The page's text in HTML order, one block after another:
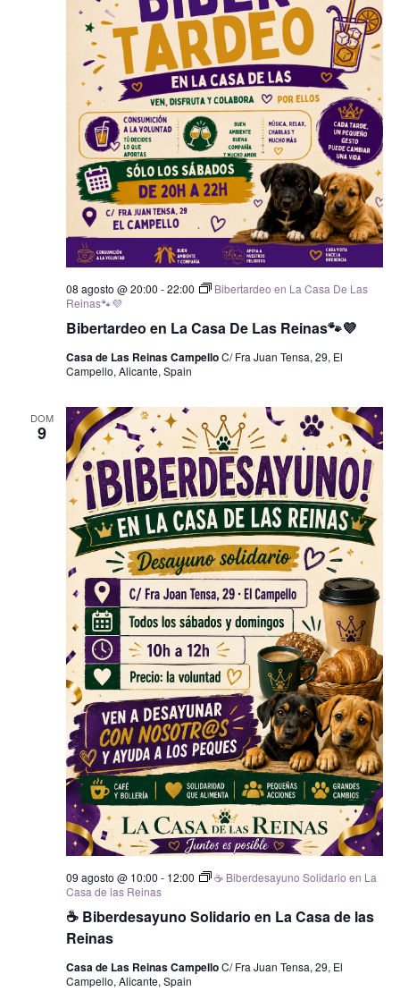
Bibertardeo en La Casa De Las Reinas🐾💜
08 agosto @ 20:00 -22:00
Bibertardeo en La Casa De Las
Reinas🐾💜
Casa de Las Reinas CampelloC/ Fra Juan Tensa, 29, El
Campello, Alicante, Spain
DOM
9
☕ Biberdesayuno Solidario en La Casa de las
Reinas
09 agosto @ 10:00 - 12:00
☕ Biberdesayuno Solidario en La
Casa de las Reinas
Casa de Las Reinas CampelloC/ Fra Juan Tensa, 29, El
Campello, Alicante, Spain